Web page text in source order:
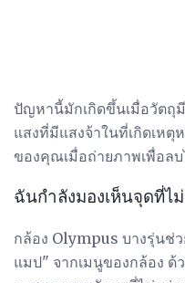
ปัญหานี้มักเกิดขึ้นเมื่อวัตถุ
แสงที่มีแสงจ้าในที่เกิดเหตุ
ของคุณเมื่อถ่ายภาพเพื่อลบ
ฉันกำลังมองเห็นจุดที่ไ
กล้อง Olympus บางรุ่นช่
แมป" จากเมนูของกล้อง ด้